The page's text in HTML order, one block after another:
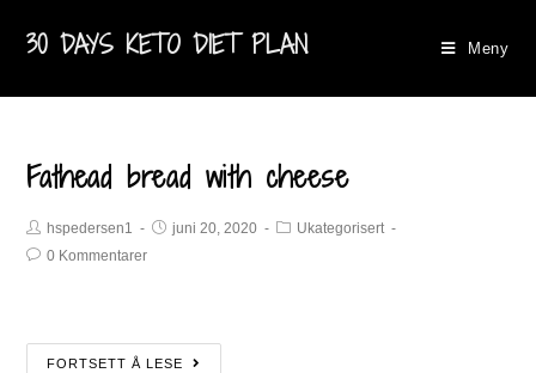
30 DAYS KETO DIET PLAN Meny
Fathead bread with cheese
hspedersen1 juni 20, 2020
Ukategorisert
0 Kommentarer
FORTSETT Å LESE